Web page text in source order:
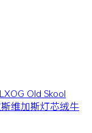
OG Old Skool
维加斯灯芯绒牛